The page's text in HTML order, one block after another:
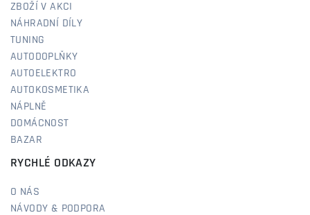
ZBOŽÍ V AKCI
NÁHRADNÍ DÍLY
TUNING
AUTODOPLŇKY
AUTOELEKTRO
AUTOKOSMETIKA
NÁPLNĚ
DOMÁCNOST
BAZAR
RYCHLÉ ODKAZY
O NÁS
NÁVODY & PODPORA